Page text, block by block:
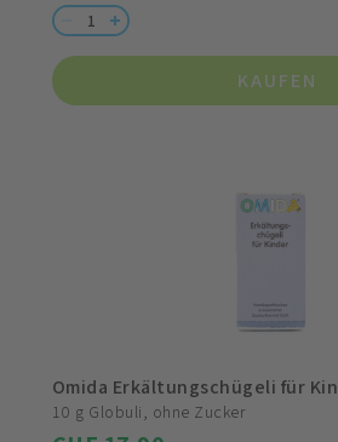
KAUFEN
Omida Erkältungschügeli für
10 g Globuli, ohne Zucker